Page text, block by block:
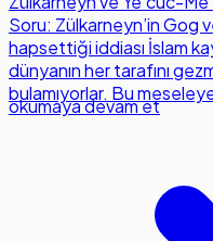
Soru: Zülkarneyn’in Gog
hapsettiği iddiası İslam
dünyanın her tarafını
bulamıyorlar. Bu meseleye
okumaya devam et